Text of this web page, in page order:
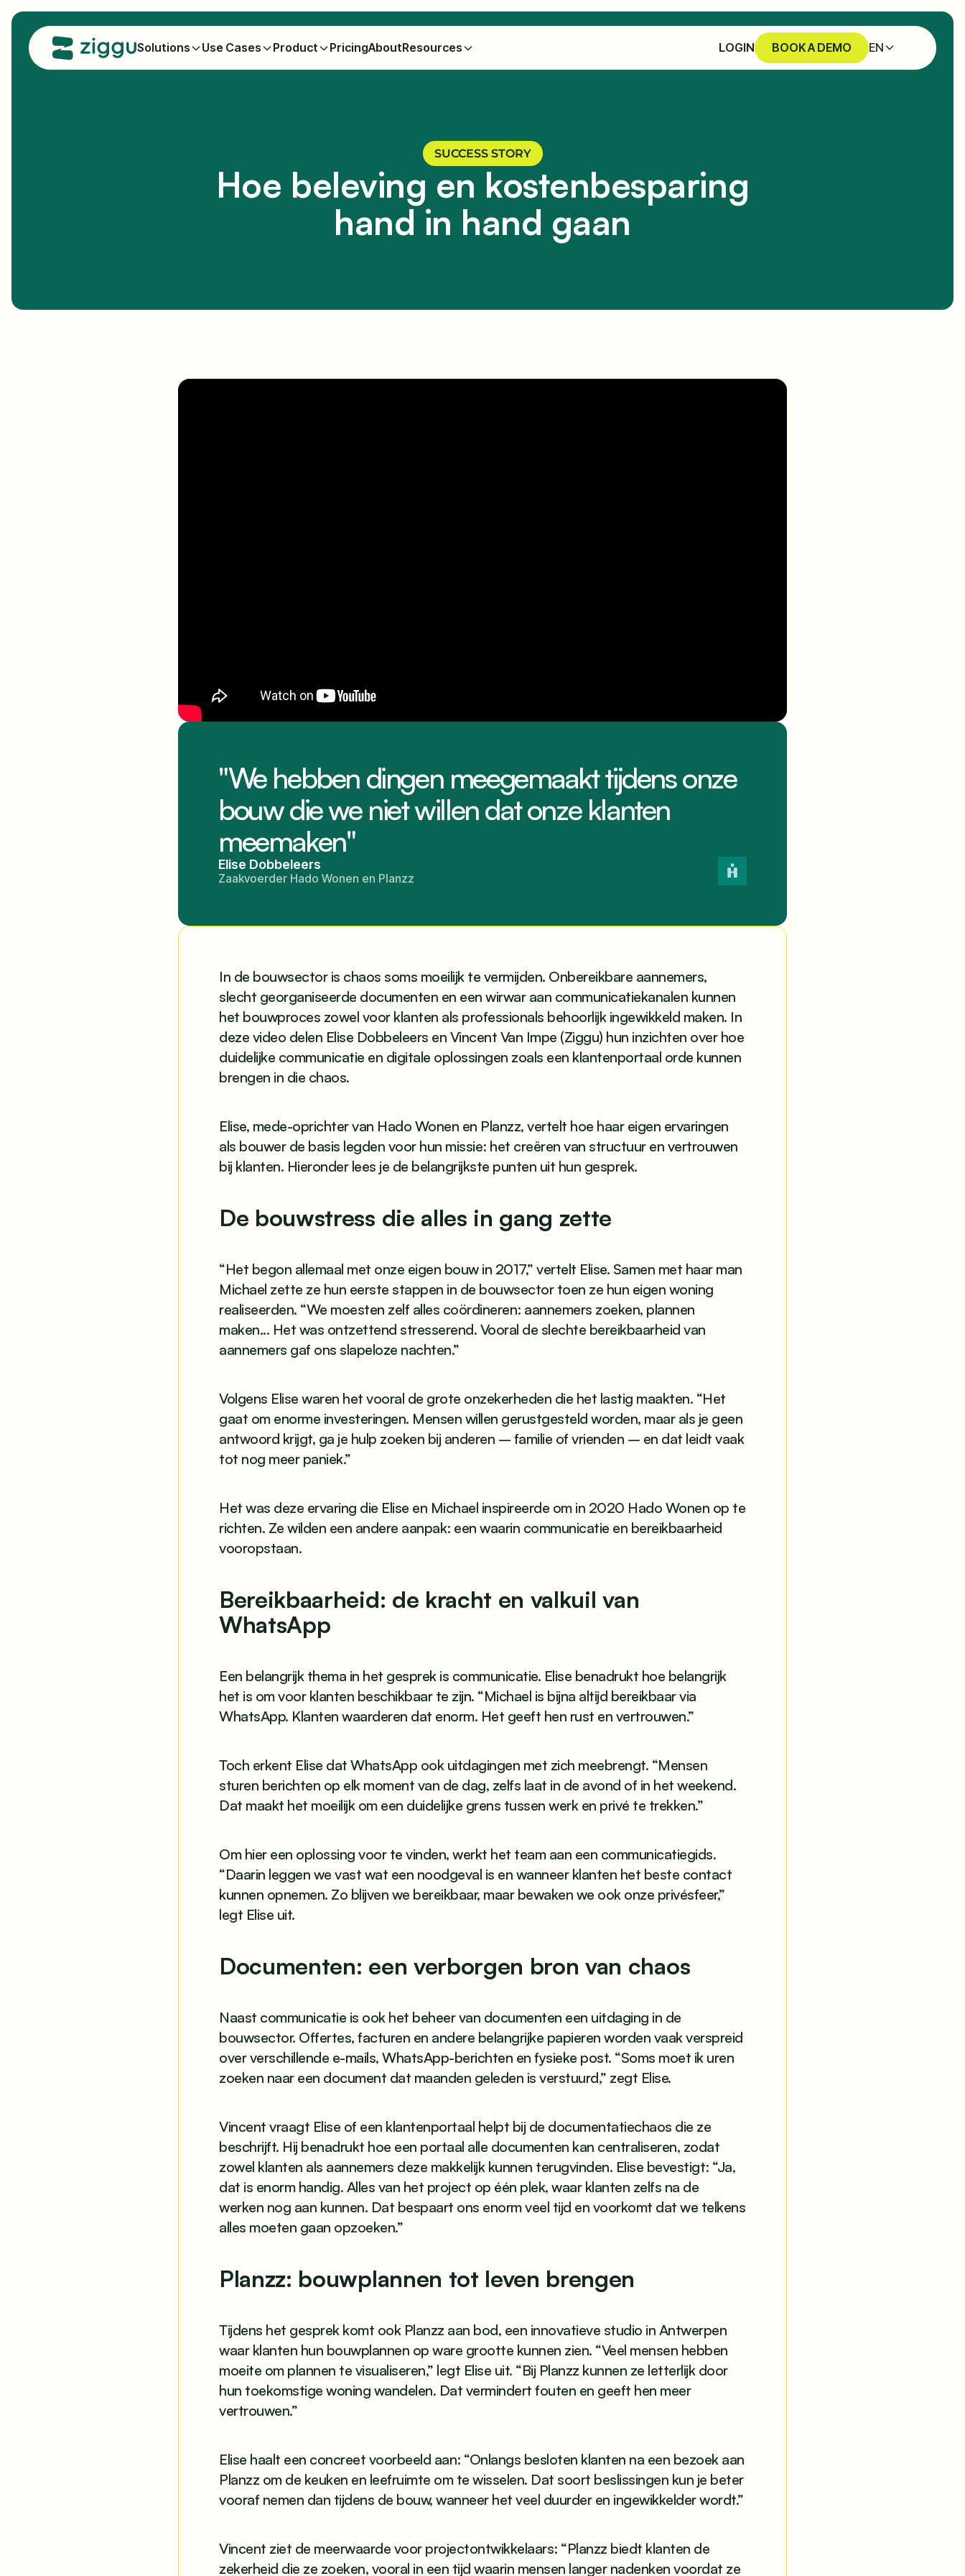
Solutions Use Cases Product PricingAboutResources LOGIN BOOK A DEMO EN
SUCCESS STORY
Hoe beleving en kostenbesparing
hand in hand gaan
"We hebben dingen meegemaakt tijdens onze
bouw die we niet willen dat onze klanten
meemaken"
Elise Dobbeleers
Zaakvoerder Hado Wonen en Planzz
In de bouwsector is chaos soms moeilijk te vermijden. Onbereikbare aannemers,
slecht georganiseerde documenten en een wirwar aan communicatiekanalen kunnen
het bouwproces zowel voor klanten als professionals behoorlijk ingewikkeld maken. In
deze video delen Elise Dobbeleers en Vincent Van Impe (Ziggu) hun inzichten over hoe
duidelijke communicatie en digitale oplossingen zoals een klantenportaal orde kunnen
brengen in die chaos.
Elise, mede-oprichter van Hado Wonen en Planzz, vertelt hoe haar eigen ervaringen
als bouwer de basis legden voor hun missie: het creëren van structuur en vertrouwen
bij klanten. Hieronder lees je de belangrijkste punten uit hun gesprek.
De bouwstress die alles in gang zette
“Het begon allemaal met onze eigen bouw in 2017,” vertelt Elise. Samen met haar man
Michael zette ze hun eerste stappen in de bouwsector toen ze hun eigen woning
realiseerden. “We moesten zelf alles coördineren: aannemers zoeken, plannen
maken... Het was ontzettend stresserend. Vooral de slechte bereikbaarheid van
aannemers gaf ons slapeloze nachten.”
Volgens Elise waren het vooral de grote onzekerheden die het lastig maakten. “Het
gaat om enorme investeringen. Mensen willen gerustgesteld worden, maar als je geen
antwoord krijgt, ga je hulp zoeken bij anderen – familie of vrienden – en dat leidt vaak
tot nog meer paniek.”
Het was deze ervaring die Elise en Michael inspireerde om in 2020 Hado Wonen op te
richten. Ze wilden een andere aanpak: een waarin communicatie en bereikbaarheid
vooropstaan.
Bereikbaarheid: de kracht en valkuil van
WhatsApp
Een belangrijk thema in het gesprek is communicatie. Elise benadrukt hoe belangrijk
het is om voor klanten beschikbaar te zijn. “Michael is bijna altijd bereikbaar via
WhatsApp. Klanten waarderen dat enorm. Het geeft hen rust en vertrouwen.”
Toch erkent Elise dat WhatsApp ook uitdagingen met zich meebrengt. “Mensen
sturen berichten op elk moment van de dag, zelfs laat in de avond of in het weekend.
Dat maakt het moeilijk om een duidelijke grens tussen werk en privé te trekken.”
Om hier een oplossing voor te vinden, werkt het team aan een communicatiegids.
“Daarin leggen we vast wat een noodgeval is en wanneer klanten het beste contact
kunnen opnemen. Zo blijven we bereikbaar, maar bewaken we ook onze privésfeer,”
legt Elise uit.
Documenten: een verborgen bron van chaos
Naast communicatie is ook het beheer van documenten een uitdaging in de
bouwsector. Offertes, facturen en andere belangrijke papieren worden vaak verspreid
over verschillende e-mails, WhatsApp-berichten en fysieke post. “Soms moet ik uren
zoeken naar een document dat maanden geleden is verstuurd,” zegt Elise.
Vincent vraagt Elise of een klantenportaal helpt bij de documentatiechaos die ze
beschrijft. Hij benadrukt hoe een portaal alle documenten kan centraliseren, zodat
zowel klanten als aannemers deze makkelijk kunnen terugvinden. Elise bevestigt: “Ja,
dat is enorm handig. Alles van het project op één plek, waar klanten zelfs na de
werken nog aan kunnen. Dat bespaart ons enorm veel tijd en voorkomt dat we telkens
alles moeten gaan opzoeken.”
Planzz: bouwplannen tot leven brengen
Tijdens het gesprek komt ook Planzz aan bod, een innovatieve studio in Antwerpen
waar klanten hun bouwplannen op ware grootte kunnen zien. “Veel mensen hebben
moeite om plannen te visualiseren,” legt Elise uit. “Bij Planzz kunnen ze letterlijk door
hun toekomstige woning wandelen. Dat vermindert fouten en geeft hen meer
vertrouwen.”
Elise haalt een concreet voorbeeld aan: “Onlangs besloten klanten na een bezoek aan
Planzz om de keuken en leefruimte om te wisselen. Dat soort beslissingen kun je beter
vooraf nemen dan tijdens de bouw, wanneer het veel duurder en ingewikkelder wordt.”
Vincent ziet de meerwaarde voor projectontwikkelaars: “Planzz biedt klanten de
zekerheid die ze zoeken, vooral in een tijd waarin mensen langer nadenken voordat ze